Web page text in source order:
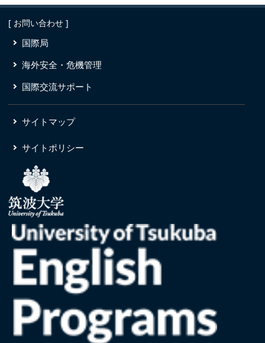
[ お問い合わせ ]
国際局
海外安全・危機管理
国際交流サポート
サイトマップ
サイトポリシー